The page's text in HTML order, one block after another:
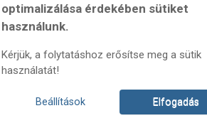
optimalizálása érdekében sütiket
használunk.
Kérjük, a folytatáshoz erősítse meg a sütik
használatát!
Beállítások Elfogadás